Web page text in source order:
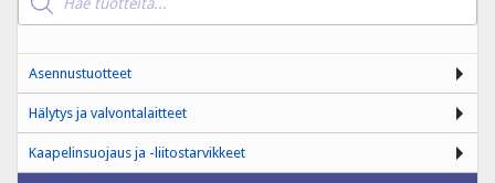
Asennustuotteet
Hälytys ja valvontalaitteet
Kaapelinsuojaus ja -liitostarvikkeet